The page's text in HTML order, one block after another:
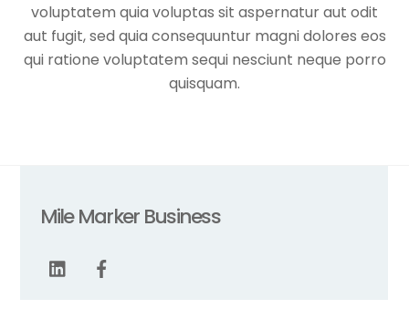
voluptatem quia voluptas sit aspernatur aut odit
aut fugit, sed quia consequuntur magni dolores eos
qui ratione voluptatem sequi nesciunt neque porro
quisquam.
Mile Marker Business